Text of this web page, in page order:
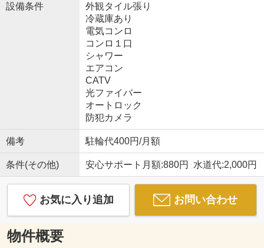
設備条件
外観タイル張り
冷蔵庫あり
電気コンロ
コンロ１口
シャワー
エアコン
CATV
光ファイバー
オートロック
防犯カメラ
備考 駐輪代400円/月額
条件(その他) 安心サポート月額:880円 水道代:2,000円
お気に入り追加 お問い合わせ
物件概要